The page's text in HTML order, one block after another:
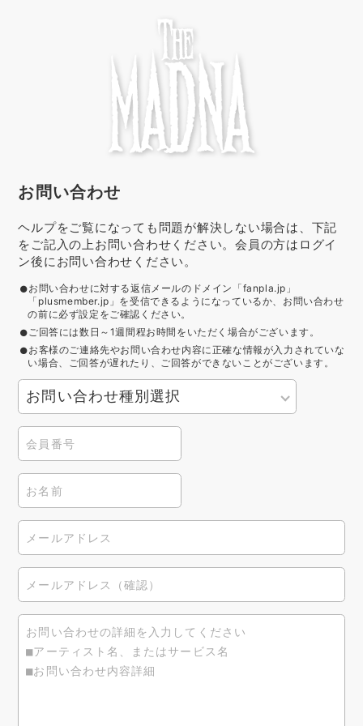
お問い合わせ
ヘルプをご覧になっても問題が解決しない場合は、下記
をご記入の上お問い合わせください。会員の方はログイ
ン後にお問い合わせください。
お問い合わせに対する返信メールのドメイン「fanpla.jp」
「plusmember.jp」を受信できるようになっているか、お問い合わせ
の前に必ず設定をご確認ください。
ご回答には数日～1週間程お時間をいただく場合がございます。
お客様のご連絡先やお問い合わせ内容に正確な情報が入力されていな
い場合、ご回答が遅れたり、ご回答ができないことがございます。